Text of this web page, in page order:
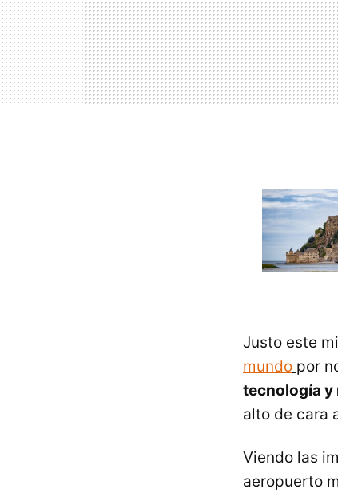
Justo este
mundo por
tecnología y
alto de cara
Viendo las
aeropuerto